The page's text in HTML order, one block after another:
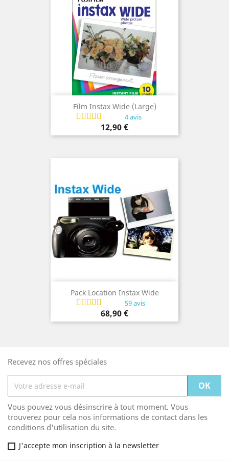
Film Instax Wide (large)
4 avis
Prix
12,90 €
Pack Location Instax Wide
59 avis
Prix
68,90 €
Recevez nos offres spéciales
Vous pouvez vous désinscrire à tout moment. Vous
trouverez pour cela nos informations de contact dans les
conditions d'utilisation du site.
J'accepte mon inscription à la newsletter